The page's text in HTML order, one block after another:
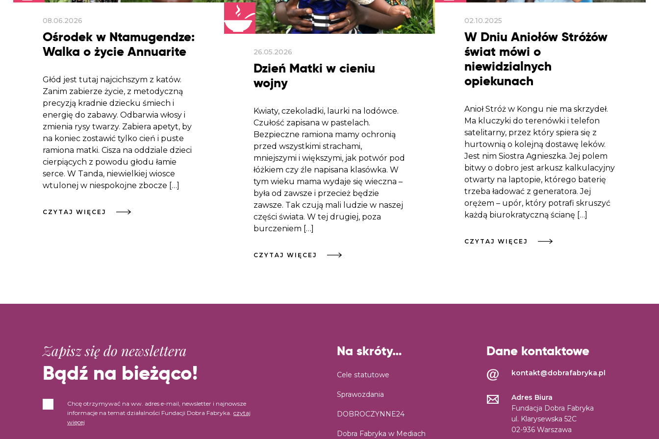
08.06.2026
Ośrodek w Ntamugendze:
Walka o życie Annuarite
Głód jest tutaj najcichszym z katów.
Zanim zabierze życie, z metodyczną
precyzją kradnie dziecku śmiech i
energię do zabawy. Odbarwia włosy i
zmienia rysy twarzy. Zabiera apetyt, by
na koniec zostawić tylko cień i puste
ramiona matki. Cisza na oddziale dzieci
cierpiących z powodu głodu łamie
serce. W Tanda, niewielkiej wiosce
wtulonej w niespokojne zbocze […]
CZYTAJ WIĘCEJ
26.05.2026
Dzień Matki w cieniu
wojny
Kwiaty, czekoladki, laurki na lodówce.
Czułość zapisana w pastelach.
Bezpieczne ramiona mamy ochronią
przed wszystkimi strachami,
mniejszymi i większymi, jak potwór pod
łóżkiem czy źle napisana klasówka. W
tym wieku mama wydaje się wieczna –
była od zawsze i przecież będzie
zawsze. Tak czują mali ludzie w naszej
części świata. W tej drugiej, poza
burczeniem […]
CZYTAJ WIĘCEJ
02.10.2025
W Dniu Aniołów Stróżów
świat mówi o
niewidzialnych
opiekunach
Anioł Stróż w Kongu nie ma skrzydeł.
Ma kluczyki do terenówki i telefon
satelitarny, przez który spiera się z
hurtownią o kolejną dostawę leków.
Jest nim Siostra Agnieszka. Jej polem
bitwy o dobro jest arkusz kalkulacyjny
otwarty na laptopie, którego baterię
trzeba ładować z generatora. Jej
orężem – upór, który potrafi skruszyć
każdą biurokratyczną ścianę […]
CZYTAJ WIĘCEJ
Zapisz się do newslettera
Bądź na bieżąco!
Chcę otrzymywać na ww. adres e-mail, newsletter i najnowsze
informacje na temat działalności Fundacji Dobra Fabryka. czytaj
więcej
Na skróty…
Cele statutowe
Sprawozdania
DOBROCZYNNE24
Dobra Fabryka w Mediach
Dane kontaktowe
kontakt@dobrafabryka.pl
Adres Biura
Fundacja Dobra Fabryka
ul. Klarysewska 52C
02-936 Warszawa